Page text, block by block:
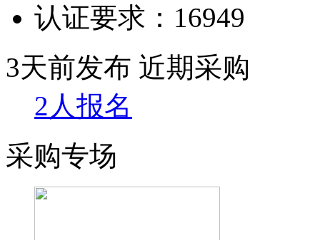
认证要求： 16949
3天前发布 近期采购
2人报名
采购专场